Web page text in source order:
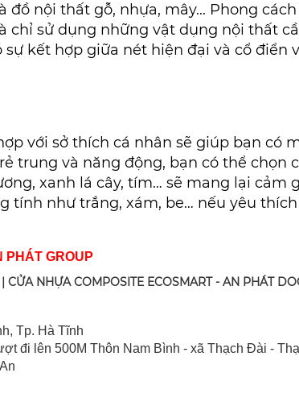
đồ nội thất gỗ, nhựa, mây... Phong
chỉ sử dụng những vật dụng nội thất
kết hợp giữa nét hiện đại và cổ điển
với sở thích cá nhân sẽ giúp bạn có
trung và năng động, bạn có thể chọn
xanh lá cây, tím… sẽ mang lại cảm
tính như trắng, xám, be… nếu yêu
PHÁT GROUP
NHỰA COMPOSITE ECOSMART - AN PHÁT
Tp. Hà Tĩnh
đi lên 500M Thôn Nam Bình - xã Thạch Đài -